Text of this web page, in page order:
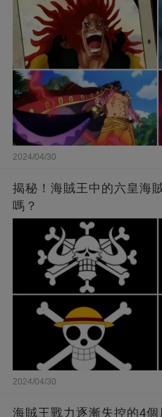
2024/04/30
揭秘！海賊王中的六皇海
嗎？
2024/04/30
海賊王戰力逐漸失控的4